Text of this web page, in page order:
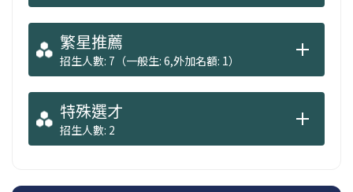
繁星推薦
招生人數: 7（一般生: 6,外加名額: 1）
特殊選才
招生人數: 2